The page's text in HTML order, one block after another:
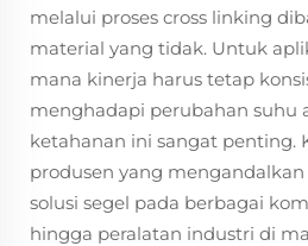
melalui proses cross linking
material yang tidak. Untuk
mana kinerja harus tetap
menghadapi perubahan suhu
ketahanan ini sangat penting.
produsen yang
solusi segel pada berbagai
hingga peralatan industri di